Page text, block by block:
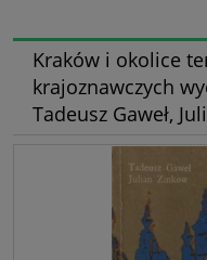
Kraków i okolice
krajoznawczych
Tadeusz Gaweł,